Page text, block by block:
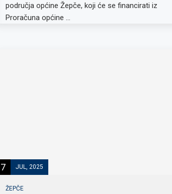
područja općine Žepče, koji će se financirati iz
Proračuna općine …
7 JUL, 2025
ŽEPČE